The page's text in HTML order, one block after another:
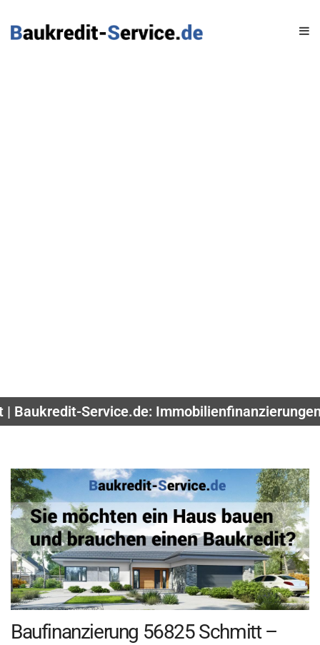
Baukredit-Service.de:
Baufinanzierung 56825 Schmitt –